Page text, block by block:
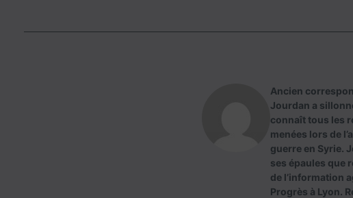
Ancien
Jourdan a
connaît tous les
menées lors de
guerre en Syrie.
ses épaules que
de l’information
Progrès à Lyon.